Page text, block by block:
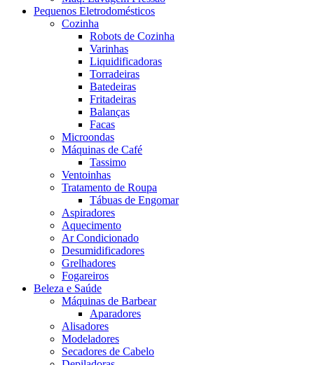
Pequenos Eletrodomésticos
Cozinha
Robots de Cozinha
Varinhas
Liquidificadoras
Torradeiras
Batedeiras
Fritadeiras
Balanças
Facas
Microondas
Máquinas de Café
Tassimo
Ventoinhas
Tratamento de Roupa
Tábuas de Engomar
Aspiradores
Aquecimento
Ar Condicionado
Desumidificadores
Grelhadores
Fogareiros
Beleza e Saúde
Máquinas de Barbear
Aparadores
Alisadores
Modeladores
Secadores de Cabelo